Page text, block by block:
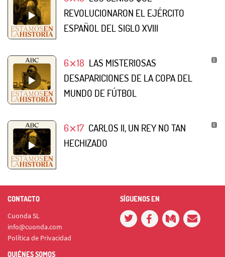
REVOLUCIONARON EL EJÉRCITO
ESPAÑOL DEL SIGLO XVIII
6⨯18 LAS MISTERIOSAS
DESAPARICIONES DE LA COPA DEL
MUNDO DE FÚTBOL
6⨯17 CARLOS II, UN REY NO TAN
HECHIZADO
CONTACTO
Cuonda SL
info@cuonda.com
Política de Privacidad
SÍGUENOS EN
QUIÉNES SOMOS